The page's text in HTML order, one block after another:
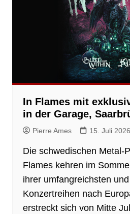
In Flames mit
in der Garage,
Pierre Ames 15. Juli 2026
Die schwedischen Metal-
Flames kehren im
ihrer umfangreichsten
Konzertreihen nach
erstreckt sich von Mitte